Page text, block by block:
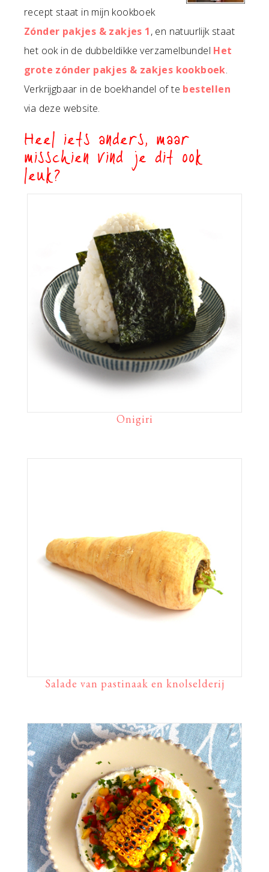
recept staat in mijn kookboek
Zónder pakjes & zakjes 1, en natuurlijk staat
het ook in de dubbeldikke verzamelbundel Het
grote zónder pakjes & zakjes kookboek.
Verkrijgbaar in de boekhandel of te bestellen
via deze website.
Heel iets anders, maar
misschien vind je dit ook
leuk?
Onigiri
Salade van pastinaak en knolselderij